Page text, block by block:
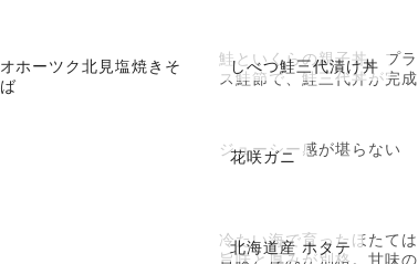
オホーツク北見塩焼きそ
ば
しべつ鮭三代漬け丼
鮭といくらの親子丼。プラ
ス鮭節で、鮭三代丼が完成
花咲ガニ
ジューシー感が堪らない
北海道産 ホタテ
冷たい海で育ったほたては
旨味と厚みが別格。甘味の